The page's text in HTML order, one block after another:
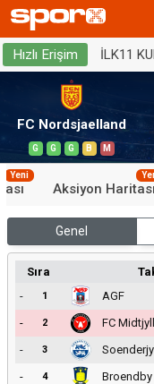
Hızlı Erişim İLK11
FC Nordsjaelland
G G G B M
Yeni
Aksiyon Haritası
Genel
Sıra
-
1 AGF
-
2 FC
-
3
-
4 Broendby